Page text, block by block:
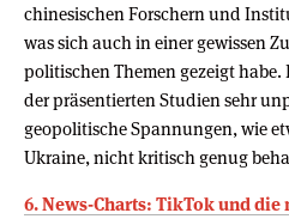
chinesischen Forschern und
was sich auch in einer gewissen
politischen Themen gezeigt habe.
der präsentierten Studien sehr
geopolitische Spannungen, wie
Ukraine, nicht kritisch genug
6. News-Charts: TikTok und die